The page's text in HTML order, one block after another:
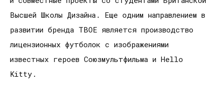
Высшей Школы Дизайна. Еще одним направлением в
развитии бренда ТВОЕ является производство
лицензионных футболок с изображениями
известных героев Союзмультфильма и Hello
Kitty.